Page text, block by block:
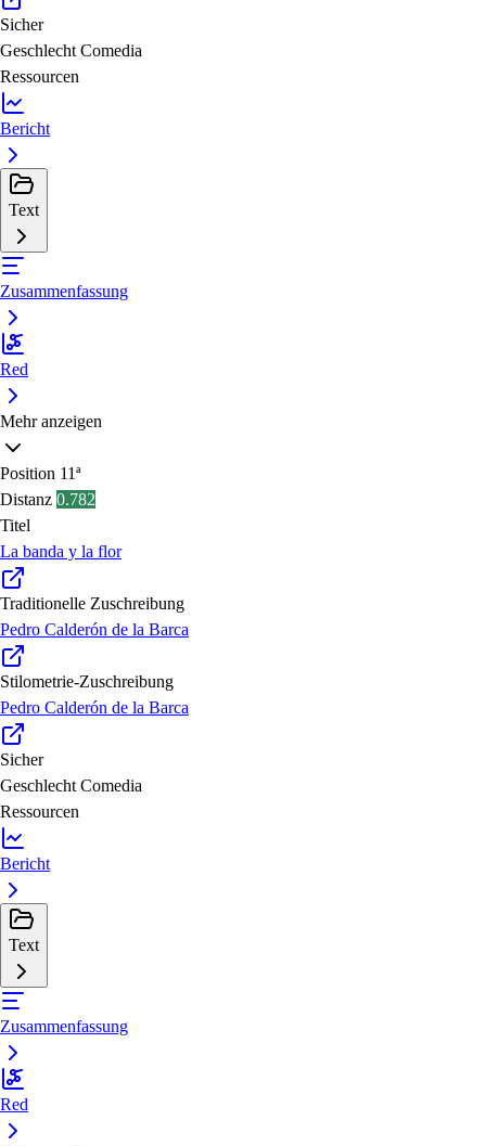
Sicher
Geschlecht Comedia
Ressourcen
Bericht
Text
Zusammenfassung
Red
Mehr anzeigen
Position 11ª
Distanz 0.782
Titel
La banda y la flor
Traditionelle Zuschreibung
Pedro Calderón de la Barca
Stilometrie-Zuschreibung
Pedro Calderón de la Barca
Sicher
Geschlecht Comedia
Ressourcen
Bericht
Text
Zusammenfassung
Red